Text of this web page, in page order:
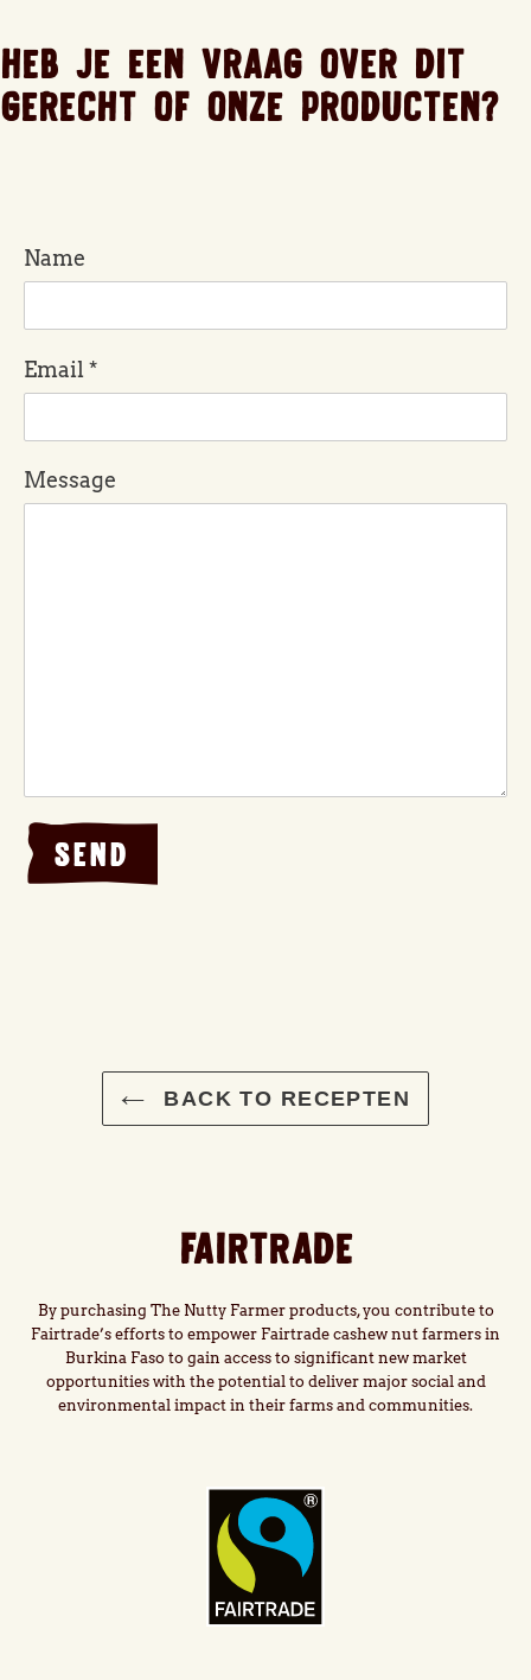
HEB JE EEN VRAAG OVER DIT
GERECHT OF ONZE PRODUCTEN?
Name
Email *
Message
BACK TO RECEPTEN
FAIRTRADE
By purchasing The Nutty Farmer products, you contribute to
Fairtrade’s efforts to empower Fairtrade cashew nut farmers in
Burkina Faso to gain access to significant new market
opportunities with the potential to deliver major social and
environmental impact in their farms and communities.